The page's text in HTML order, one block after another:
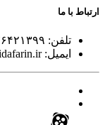
ارتباط با ما
تلفن:
ایمیل: